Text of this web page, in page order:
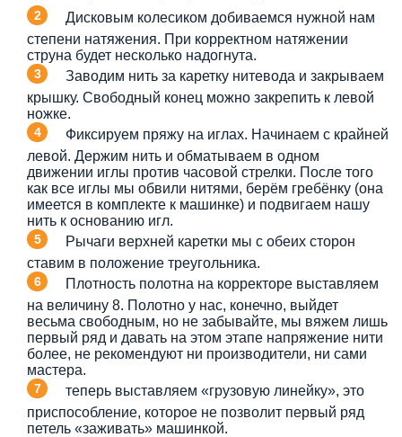
Дисковым колесиком добиваемся нужной нам
степени натяжения. При корректном натяжении
струна будет несколько надогнута.
Заводим нить за каретку нитевода и закрываем
крышку. Свободный конец можно закрепить к левой
ножке.
Фиксируем пряжу на иглах. Начинаем с крайней
левой. Держим нить и обматываем в одном
движении иглы против часовой стрелки. После того
как все иглы мы обвили нитями, берём гребёнку (она
имеется в комплекте к машинке) и подвигаем нашу
нить к основанию игл.
Рычаги верхней каретки мы с обеих сторон
ставим в положение треугольника.
Плотность полотна на корректоре выставляем
на величину 8. Полотно у нас, конечно, выйдет
весьма свободным, но не забывайте, мы вяжем лишь
первый ряд и давать на этом этапе напряжение нити
более, не рекомендуют ни производители, ни сами
мастера.
теперь выставляем «грузовую линейку», это
приспособление, которое не позволит первый ряд
петель «заживать» машинкой.